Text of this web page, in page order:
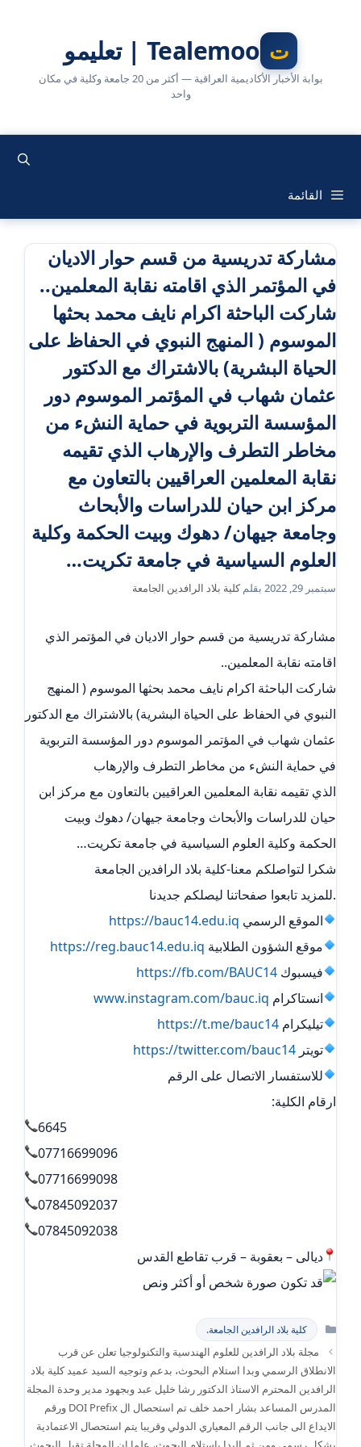
Tealemoo | تعليمو
بوابة الأخبار الأكاديمية العراقية — أكثر من 20 جامعة وكلية في مكان
واحد
القائمة
مشاركة تدريسية من قسم حوار الاديان
في المؤتمر الذي اقامته نقابة المعلمين..
شاركت الباحثة اكرام نايف محمد بحثها
الموسوم ( المنهج النبوي في الحفاظ على
الحياة البشرية) بالاشتراك مع الدكتور
عثمان شهاب في المؤتمر الموسوم دور
المؤسسة التربوية في حماية النشء من
مخاطر التطرف والإرهاب الذي تقيمه
نقابة المعلمين العراقيين بالتعاون مع
مركز ابن حيان للدراسات والأبحاث
وجامعة جيهان/ دهوك وبيت الحكمة وكلية
العلوم السياسية في جامعة تكريت…
سبتمبر 29, 2022 بقلمكلية بلاد الرافدين الجامعة
مشاركة تدريسية من قسم حوار الاديان في المؤتمر الذي
اقامته نقابة المعلمين..
شاركت الباحثة اكرام نايف محمد بحثها الموسوم ( المنهج
النبوي في الحفاظ على الحياة البشرية) بالاشتراك مع الدكتور
عثمان شهاب في المؤتمر الموسوم دور المؤسسة التربوية
في حماية النشء من مخاطر التطرف والإرهاب
الذي تقيمه نقابة المعلمين العراقيين بالتعاون مع مركز ابن
حيان للدراسات والأبحاث وجامعة جيهان/ دهوك وبيت
الحكمة وكلية العلوم السياسية في جامعة تكريت…
شكرا لتواصلكم معنا-كلية بلاد الرافدين الجامعة
.للمزيد تابعوا صفحاتنا ليصلكم جديدنا
الموقع الرسمي https://bauc14.edu.iq
موقع الشؤون الطلابية https://reg.bauc14.edu.iq
فيسبوك https://fb.com/BAUC14
انستاكرام www.instagram.com/bauc.iq
تيليكرام ‏ https://t.me/bauc14
تويتر https://twitter.com/bauc14
للاستفسار الاتصال على الرقم
ارقام الكلية:
6645
07716699096
07716699098
07845092037
07845092038
ديالى – بعقوبة – قرب تقاطع القدس
التصنيفات
كلية بلاد الرافدين الجامعة.
مجلة بلاد الرافدين للعلوم الهندسية والتكنولوجيا تعلن عن قرب
الانطلاق الرسمي وبدا استلام البحوث، بدعم وتوجيه السيد عميد كلية بلاد
الرافدين المحترم الاستاذ الدكتور رشا خليل عبد وبجهود مدير وحدة المجلة
المدرس المساعد بشار احمد خلف تم استحصال ال DOI Prefix ورقم
الايداع الى جانب الرقم المعياري الدولي وقريبا يتم استحصال الاعتمادية